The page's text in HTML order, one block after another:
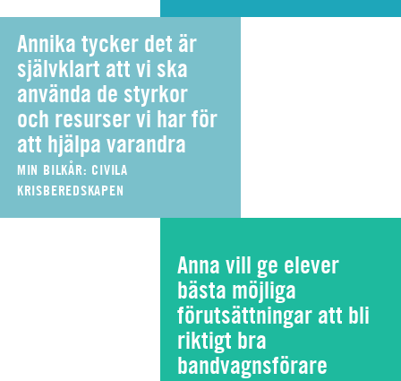
Annika tycker det är
självklart att vi ska
använda de styrkor
och resurser vi har för
att hjälpa varandra
MIN BILKÅR: CIVILA
KRISBEREDSKAPEN
Anna vill ge elever
bästa möjliga
förutsättningar att bli
riktigt bra
bandvagnsförare